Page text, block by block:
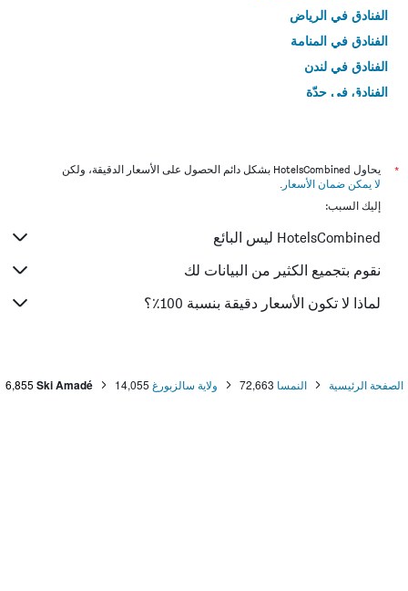
الفنادق في الرياض
الفنادق في المنامة
الفنادق في لندن
الفنادق في جدّة
*
يحاول HotelsCombined بشكل دائم الحصول على الأسعار الدقيقة، ولكن
لا يمكن ضمان الأسعار .
إليك السبب:
HotelsCombined ليس البائع
نقوم بتجميع الكثير من البيانات لك
لماذا لا تكون الأسعار دقيقة بنسبة 100٪؟
الصفحة الرئيسية النمسا 72,663 ولاية سالزبورغ 14,055
Ski Amadé
6,855